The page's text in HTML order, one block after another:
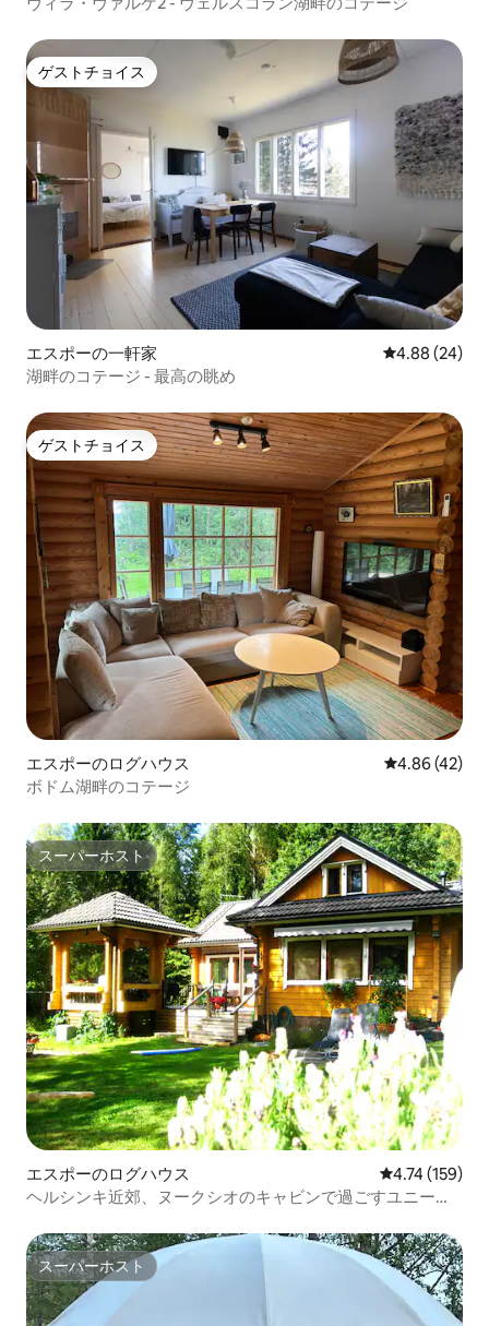
ゲストチョイス
ゲストチョイス
エスポーの一軒家 レビュー24
4.88 (24)
湖畔のコテージ - 最高の眺め
ゲストチョイス
ゲストチョイス
エスポーのログハウス レビュー42
4.86 (42)
ボドム湖畔のコテージ
スーパーホスト
スーパーホスト
エスポーのログハウス レビュー159
4.74 (159)
ヘルシンキ近郊、ヌークシオのキャビンで過ごすユニーク
スーパーホスト
スーパーホスト